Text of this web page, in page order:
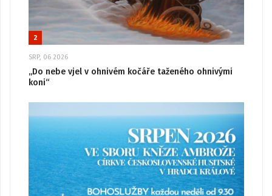
2
SRP, 06 2026
„Do nebe vjel v ohnivém kočáře taženého ohnivými
koni“